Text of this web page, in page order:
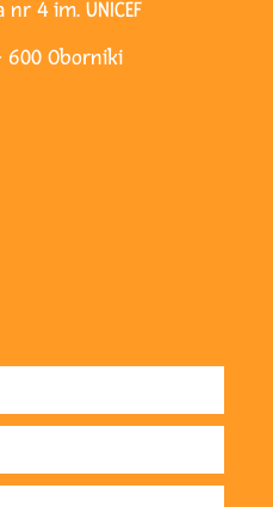
4 im. UNICEF
600 Oborniki